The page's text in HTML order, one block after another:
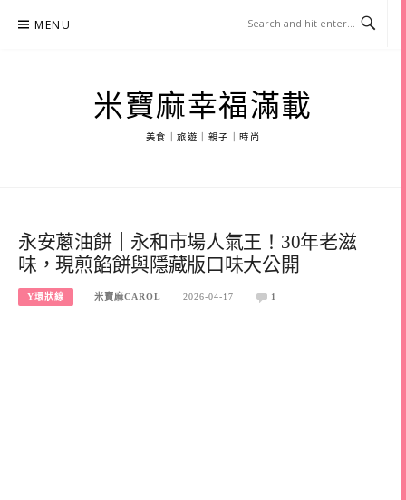
MENU
米寶麻幸福滿載
美食｜旅遊｜親子｜時尚
永安蔥油餅｜永和市場人氣王！30年老滋
味，現煎餡餅與隱藏版口味大公開
Y環狀線 米寶麻CAROL 2026-04-17 1